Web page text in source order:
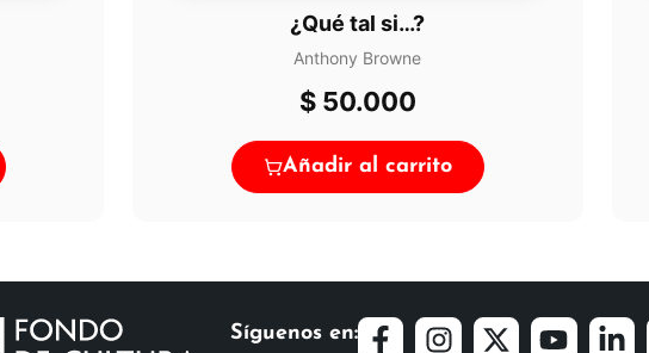
¿Qué tal si…?
Anthony Browne
$50.000
Añadir al carrito
Síguenos en: